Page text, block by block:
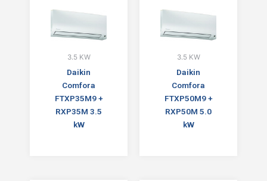
3.5 KW
Daikin
Comfora
FTXP35M9 +
RXP35M 3.5
kW
3.5 KW
Daikin
Comfora
FTXP50M9 +
RXP50M 5.0
kW